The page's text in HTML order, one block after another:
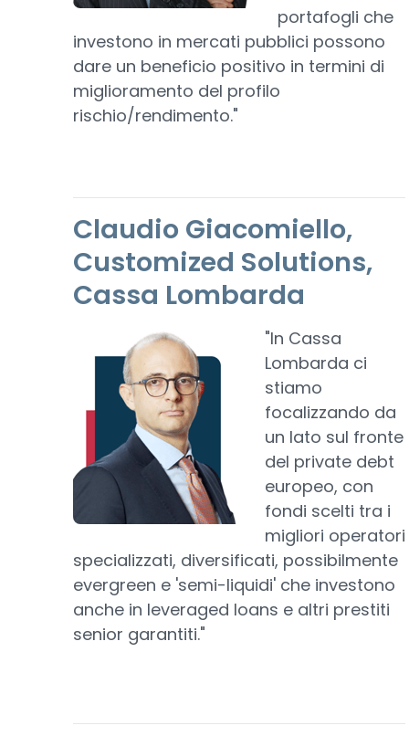
portafogli che
investono in mercati pubblici possono
dare un beneficio positivo in termini di
miglioramento del profilo
rischio/rendimento."
Claudio Giacomiello,
Customized Solutions,
Cassa Lombarda
"In Cassa
Lombarda ci
stiamo
focalizzando da
un lato sul fronte
del private debt
europeo, con
fondi scelti tra i
migliori operatori
specializzati, diversificati, possibilmente
evergreen e 'semi-liquidi' che investono
anche in leveraged loans e altri prestiti
senior garantiti."